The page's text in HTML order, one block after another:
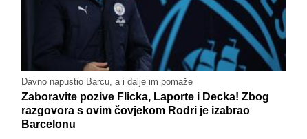
Davno napustio Barcu, a i dalje im pomaže
Zaboravite pozive Flicka, Laporte i Decka! Zbog
razgovora s ovim čovjekom Rodri je izabrao
Barcelonu